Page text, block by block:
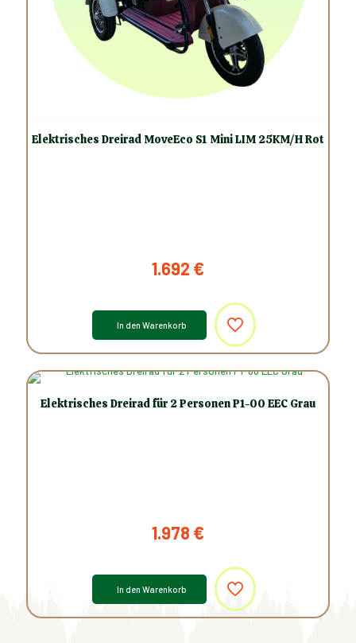
Elektrisches Dreirad MoveEco S1 Mini LIM 25KM/H Rot
1.692€
In den Warenkorb
Elektrisches Dreirad für 2 Personen P1-00 EEC Grau
1.978 €
In den Warenkorb